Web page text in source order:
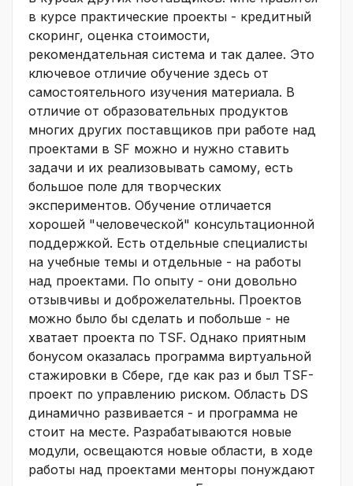
в курсе практические проекты - кредитный
скоринг, оценка стоимости,
рекомендательная система и так далее. Это
ключевое отличие обучение здесь от
самостоятельного изучения материала. В
отличие от образовательных продуктов
многих других поставщиков при работе над
проектами в SF можно и нужно ставить
задачи и их реализовывать самому, есть
большое поле для творческих
экспериментов. Обучение отличается
хорошей "человеческой" консультационной
поддержкой. Есть отдельные специалисты
на учебные темы и отдельные - на работы
над проектами. По опыту - они довольно
отзывчивы и доброжелательны. Проектов
можно было бы сделать и побольше - не
хватает проекта по TSF. Однако приятным
бонусом оказалась программа виртуальной
стажировки в Сбере, где как раз и был TSF-
проект по управлению риском. Область DS
динамично развивается - и программа не
стоит на месте. Разрабатываются новые
модули, освещаются новые области, в ходе
работы над проектами менторы понуждают